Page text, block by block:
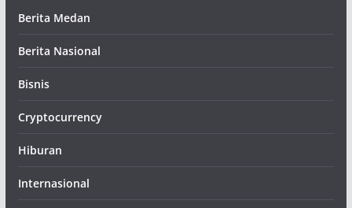
Berita Medan
Berita Nasional
Bisnis
Cryptocurrency
Hiburan
Internasional